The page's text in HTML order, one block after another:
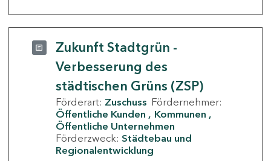
Zukunft Stadtgrün -
Verbesserung des
städtischen Grüns (ZSP)
Förderart: Zuschuss Fördernehmer:
Öffentliche Kunden
Kommunen
Öffentliche Unternehmen
Förderzweck: Städtebau und
Regionalentwicklung